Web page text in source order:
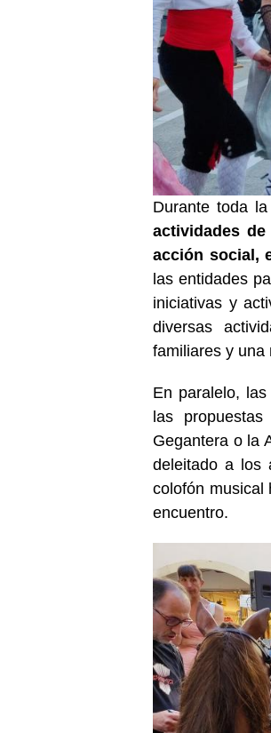
Durante toda
actividades
acción social,
las entidades
iniciativas y
diversas
familiares y una
En paralelo,
las
Gegantera o la
deleitado a los
colofón musical
encuentro.